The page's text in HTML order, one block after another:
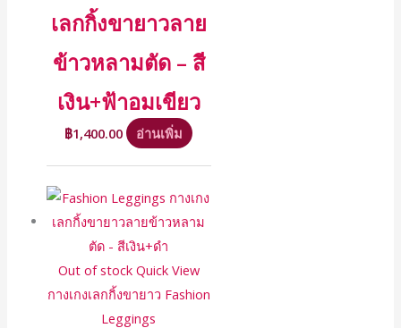
เลกกิ้งขายาวลาย
ข้าวหลามตัด – สี
เงิน+ฟ้าอมเขียว
฿1,400.00 อ่านเพิ่ม
Out of stock Quick View
กางเกงเลกกิ้งขายาว Fashion
Leggings